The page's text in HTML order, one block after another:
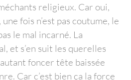
religieux. Car oui,
, une fois n’est pas coutume, le
le mal incarné. La
et s’en suit les querelles
foncer tête baissée
Car c’est bien ça la force